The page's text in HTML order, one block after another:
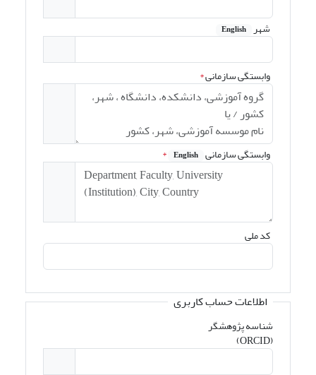
شهر English
وابستگی سازمانی*
وابستگی سازمانی English
*
کد ملی
اطلاعات حساب کاربری
شناسه پژوهشگر
(ORCID)